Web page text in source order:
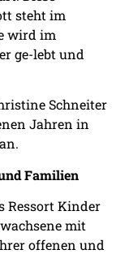
steht im
wird im
ge-lebt und
Schneiter
Jahren in
Familien
Ressort Kinder
mit
offenen und